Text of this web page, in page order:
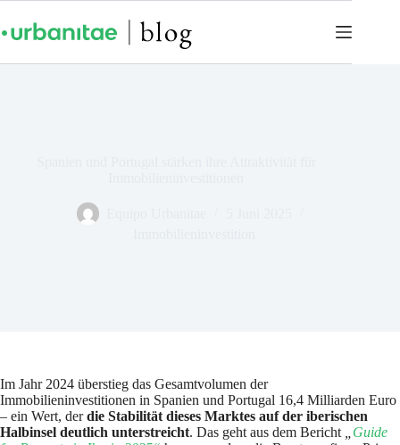
Im Jahr 2024 überstieg das Gesamtvolumen der
Immobilieninvestitionen in Spanien und Portugal 16,4 Milliarden Euro
– ein Wert, derdie Stabilität dieses Marktes auf der iberischen
Halbinsel deutlich unterstreicht. Das geht aus dem Bericht
Guide